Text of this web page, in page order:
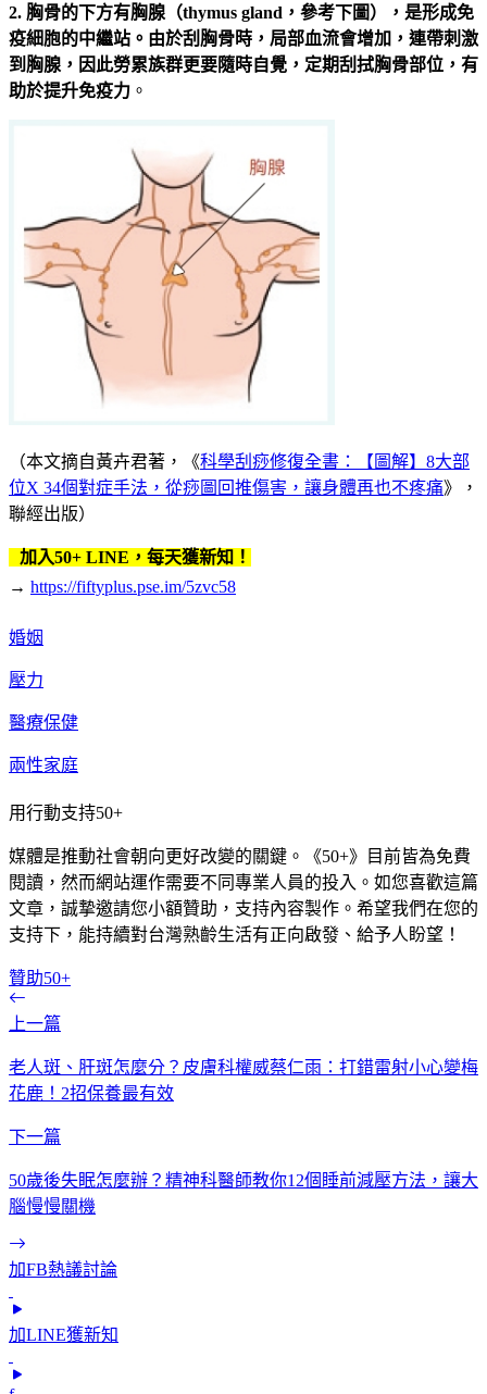
2. 胸骨的下方有胸腺（thymus gland ，參考下圖），是形成免
疫細胞的中繼站。由於刮胸骨時，局部血流會增加，連帶刺激
到胸腺，因此勞累族群更要隨時自覺，定期刮拭胸骨部位，有
助於提升免疫力 。
（本文摘自黃卉君著，《科學刮痧修復全書：【圖解】8大部
位X 34個對症手法，從痧圖回推傷害，讓身體再也不疼痛》，
聯經出版）
加入50+ LINE，每天獲新知！
→ https://fiftyplus.pse.im/5zvc58
婚姻
壓力
醫療保健
兩性家庭
用行動支持50+
媒體是推動社會朝向更好改變的關鍵。《50+》目前皆為免費
閱讀，然而網站運作需要不同專業人員的投入。如您喜歡這篇
文章，誠摯邀請您小額贊助，支持內容製作。希望我們在您的
支持下，能持續對台灣熟齡生活有正向啟發、給予人盼望！
贊助50+
上一篇
老人斑、肝斑怎麼分？皮膚科權威蔡仁雨：打錯雷射小心變梅
花鹿！2招保養最有效
下一篇
50歲後失眠怎麼辦？精神科醫師教你12個睡前減壓方法，讓大
腦慢慢關機
加FB熱議討論
加LINE獲新知